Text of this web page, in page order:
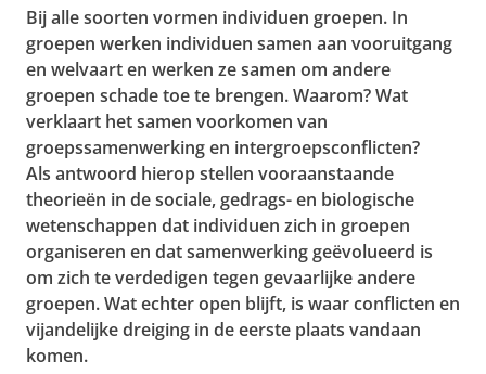
Bij alle soorten vormen individuen groepen. In
groepen werken individuen samen aan vooruitgang
en welvaart en werken ze samen om andere
groepen schade toe te brengen. Waarom? Wat
verklaart het samen voorkomen van
groepssamenwerking en intergroepsconflicten?
Als antwoord hierop stellen vooraanstaande
theorieën in de sociale, gedrags- en biologische
wetenschappen dat individuen zich in groepen
organiseren en dat samenwerking geëvolueerd is
om zich te verdedigen tegen gevaarlijke andere
groepen. Wat echter open blijft, is waar conflicten en
vijandelijke dreiging in de eerste plaats vandaan
komen.